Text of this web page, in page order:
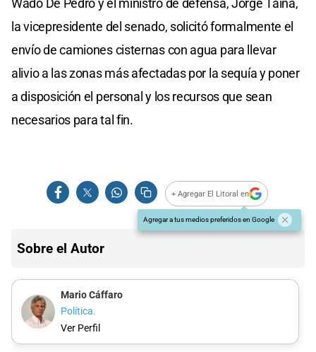
Wado De Pedro y el ministro de defensa, Jorge Taina,
la vicepresidente del senado, solicitó formalmente el
envío de camiones cisternas con agua para llevar
alivio a las zonas más afectadas por la sequía y poner
a disposición el personal y los recursos que sean
necesarios para tal fin.
+ Agregar El Litoral en
Agregar a tus medios preferidos en Google
Sobre el Autor
Mario Cáffaro
Política.
Ver Perfil